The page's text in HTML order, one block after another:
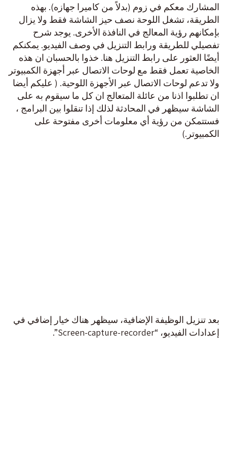
المشارك معكم في زوم (بدلاً من كاميرا جهازه). بهذه
الطريقة، تشغل اللوحة نصف حيز الشاشة فقط ولا يزال
بإمكانهم رؤية المعالج في النافذة الأخرى. يوجد شرح
تفصيلي للطريقة ورابط التنزيل في وصف الفيديو. يمكنكم
أيضًا العثور على رابط التنزيل هنا. خذوا بالحسبان ان هذه
الخاصية تعمل فقط مع لوحات الاتصال عبر أجهزة الكمبيوتر
ولا تدعم لوحات الاتصال عبر الأجهزة اللوحية. ( عليكم أيضا
ان تطلبوا اذنا من عائلة المتعالج ان كل ما سيقوم به على
الشاشة سيظهر في المحادثة لذلك إذا تنقلوا بين البرامج ،
فستتمكن من رؤية أي معلومات أخرى مفتوحة على
الكمبيوتر.)
بعد تنزيل الوظيفة الإضافية، سيظهر هناك خيار إضافي في
إعدادات الفيديو، “Screen-capture-recorder”.